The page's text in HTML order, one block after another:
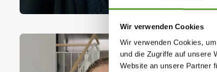
Wir verwenden Cookies
Wir verwenden Cookies,
und die Zugriffe auf unsere
Website an unsere Partner